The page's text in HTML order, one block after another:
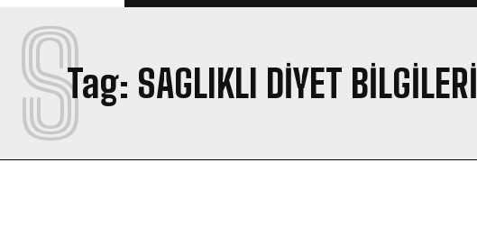
Tag: SAGLIKLI DIYET BILGILERI
S